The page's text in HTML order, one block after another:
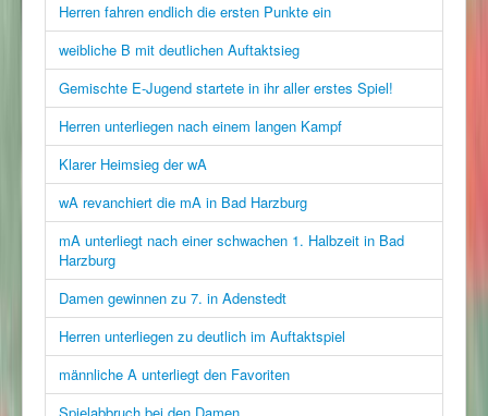
Herren fahren endlich die ersten Punkte ein
weibliche B mit deutlichen Auftaktsieg
Gemischte E-Jugend startete in ihr aller erstes Spiel!
Herren unterliegen nach einem langen Kampf
Klarer Heimsieg der wA
wA revanchiert die mA in Bad Harzburg
mA unterliegt nach einer schwachen 1. Halbzeit in Bad
Harzburg
Damen gewinnen zu 7. in Adenstedt
Herren unterliegen zu deutlich im Auftaktspiel
männliche A unterliegt den Favoriten